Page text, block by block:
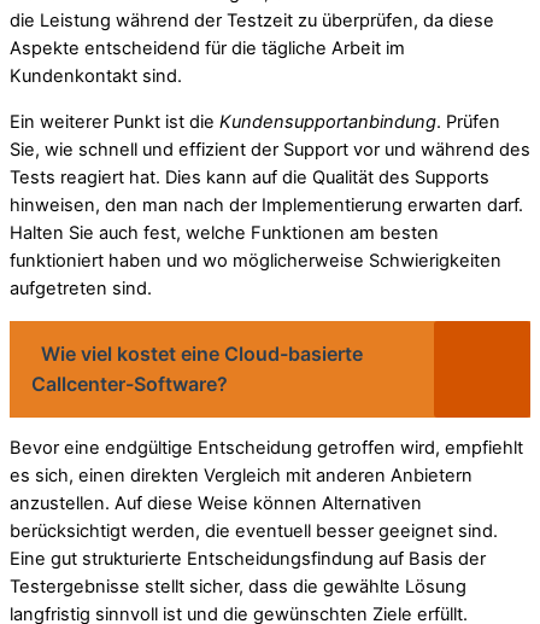
die Leistung während der Testzeit zu überprüfen, da diese
Aspekte entscheidend für die tägliche Arbeit im
Kundenkontakt sind.
Ein weiterer Punkt ist die Kundensupportanbindung. Prüfen
Sie, wie schnell und effizient der Support vor und während des
Tests reagiert hat. Dies kann auf die Qualität des Supports
hinweisen, den man nach der Implementierung erwarten darf.
Halten Sie auch fest, welche Funktionen am besten
funktioniert haben und wo möglicherweise Schwierigkeiten
aufgetreten sind.
Wie viel kostet eine Cloud-basierte
Callcenter-Software?
Bevor eine endgültige Entscheidung getroffen wird, empfiehlt
es sich, einen direkten Vergleich mit anderen Anbietern
anzustellen. Auf diese Weise können Alternativen
berücksichtigt werden, die eventuell besser geeignet sind.
Eine gut strukturierte Entscheidungsfindung auf Basis der
Testergebnisse stellt sicher, dass die gewählte Lösung
langfristig sinnvoll ist und die gewünschten Ziele erfüllt.